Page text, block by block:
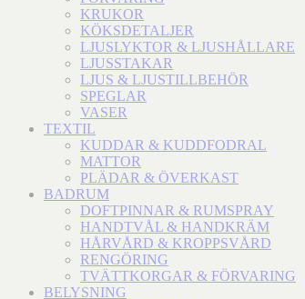
KRUKOR
KÖKSDETALJER
LJUSLYKTOR & LJUSHÅLLARE
LJUSSTAKAR
LJUS & LJUSTILLBEHÖR
SPEGLAR
VASER
TEXTIL
KUDDAR & KUDDFODRAL
MATTOR
PLÄDAR & ÖVERKAST
BADRUM
DOFTPINNAR & RUMSPRAY
HANDTVÅL & HANDKRÄM
HÅRVÅRD & KROPPSVÅRD
RENGÖRING
TVÄTTKORGAR & FÖRVARING
BELYSNING